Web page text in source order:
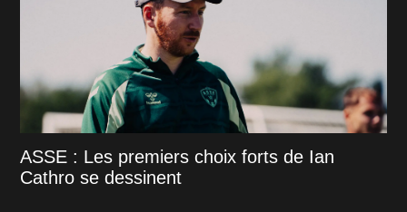
ASSE : Les premiers choix forts de Ian
Cathro se dessinent